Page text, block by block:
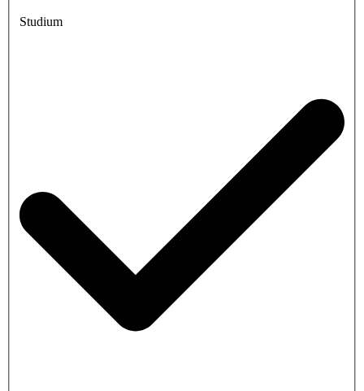
Studium